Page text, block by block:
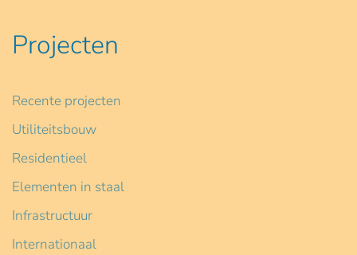
Projecten
Recente projecten
Utiliteitsbouw
Residentieel
Elementen in staal
Infrastructuur
Internationaal